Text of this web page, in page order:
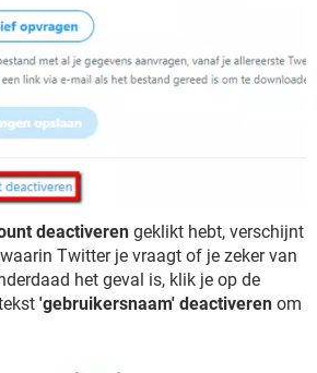
deactiveren geklikt hebt, verschijnt
Twitter je vraagt of je zeker van
het geval is, klik je op de
'gebruikersnaam' deactiveren om